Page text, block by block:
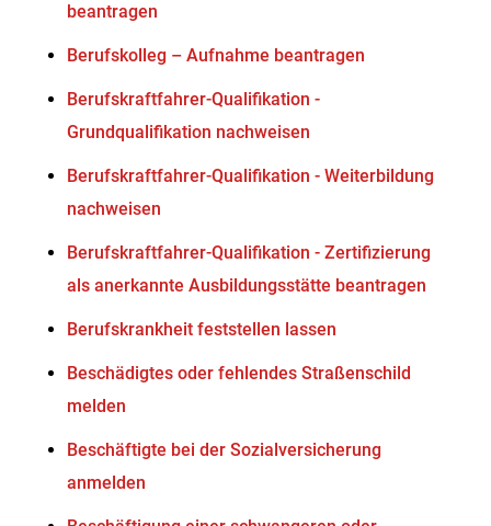
beantragen
Berufskolleg – Aufnahme beantragen
Berufskraftfahrer-Qualifikation -
Grundqualifikation nachweisen
Berufskraftfahrer-Qualifikation - Weiterbildung
nachweisen
Berufskraftfahrer-Qualifikation - Zertifizierung
als anerkannte Ausbildungsstätte beantragen
Berufskrankheit feststellen lassen
Beschädigtes oder fehlendes Straßenschild
melden
Beschäftigte bei der Sozialversicherung
anmelden